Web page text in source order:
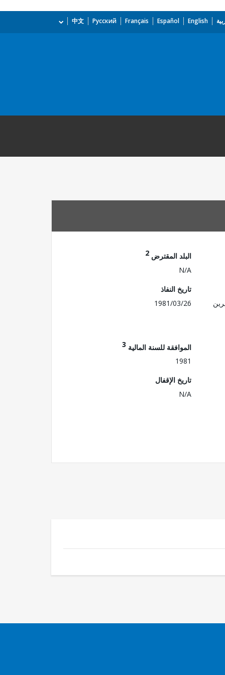
English
Español
Français
Русский
中文
البلد المقترض 2
N/A
تاريخ النفاذ
1981/03/26
الموافقة للسنة المالية 3
1981
تاريخ الإقفال
N/A